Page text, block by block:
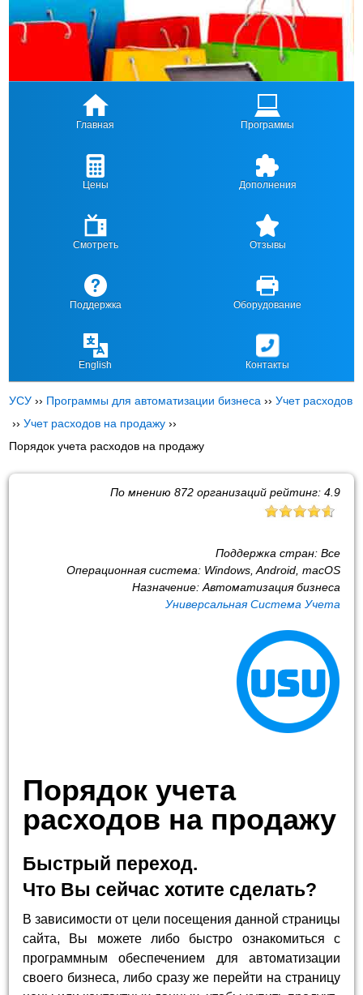
Главная Программы
Цены Дополнения
Смотреть Отзывы
Поддержка Оборудование
English Контакты
УСУ ›› Программы для автоматизации бизнеса ››Учет расходов
››Учет расходов на продажу ››
Порядок учета расходов на продажу
По мнению 872организаций рейтинг: 4.9
Поддержка стран: Все
Операционная система: Windows, Android, macOS
Назначение: Автоматизация бизнеса
Универсальная Система Учета
Порядок учета
расходов на продажу
Быстрый переход.
Что Вы сейчас хотите сделать?
В зависимости от цели посещения данной страницы
сайта, Вы можете либо быстро ознакомиться с
программным обеспечением для автоматизации
своего бизнеса, либо сразу же перейти на страницу